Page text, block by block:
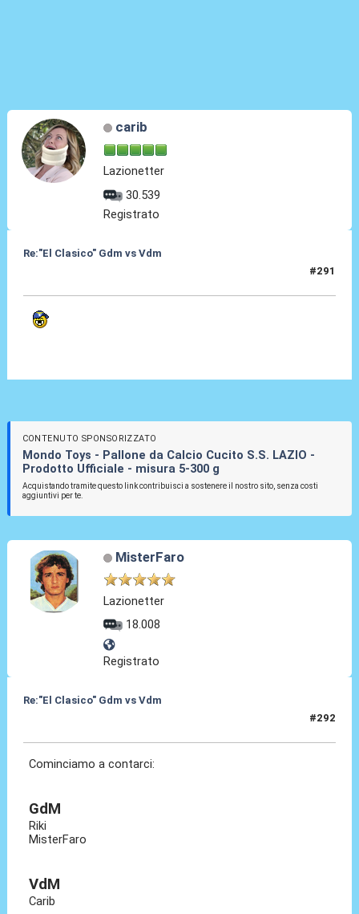
carib
Lazionetter
30.539
Registrato
Re:"El Clasico" Gdm vs Vdm
#291
CONTENUTO SPONSORIZZATO
Mondo Toys - Pallone da Calcio Cucito S.S. LAZIO -
Prodotto Ufficiale - misura 5-300 g
Acquistando tramite questo link contribuisci a sostenere il nostro sito, senza costi
aggiuntivi per te.
MisterFaro
Lazionetter
18.008
Registrato
Re:"El Clasico" Gdm vs Vdm
#292
Cominciamo a contarci:
GdM
Riki
MisterFaro
VdM
Carib